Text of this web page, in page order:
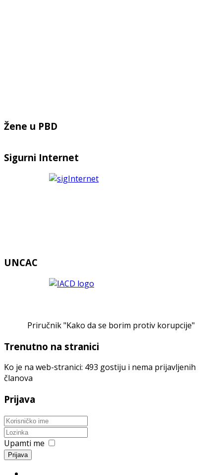
Žene u PBD
Sigurni Internet
UNCAC
Priručnik "Kako da se borim protiv korupcije"
Trenutno na stranici
Ko je na web-stranici: 493 gostiju i nema prijavljenih
članova
Prijava
Upamti me
Prijava